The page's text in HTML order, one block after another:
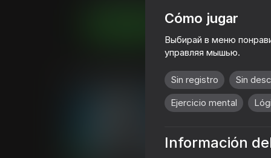
Cómo jugar
Выбирай в меню
управляя мышью.
Sin registro Sin
Ejercicio mental
Información